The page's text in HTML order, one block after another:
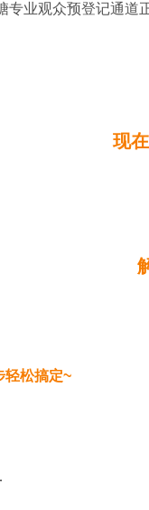
专业观众预登记通道
现
轻松搞定~